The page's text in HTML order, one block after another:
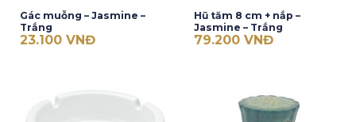
Gác muỗng – Jasmine –
Trắng
23.100 VNĐ
Hũ tăm 8 cm + nắp –
Jasmine – Trắng
79.200 VNĐ